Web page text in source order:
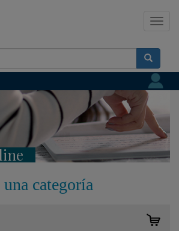
categoría